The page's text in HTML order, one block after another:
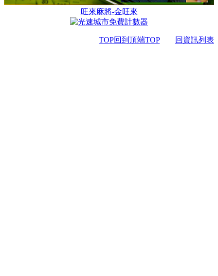
旺來麻將-金旺來
TOP回到頂端TOP 回資訊列表